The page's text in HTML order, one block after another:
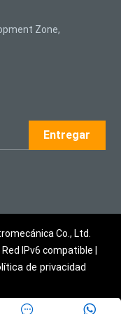
Zone,
Entregar
Co., Ltd.
Red IPv6 compatible |
de privacidad